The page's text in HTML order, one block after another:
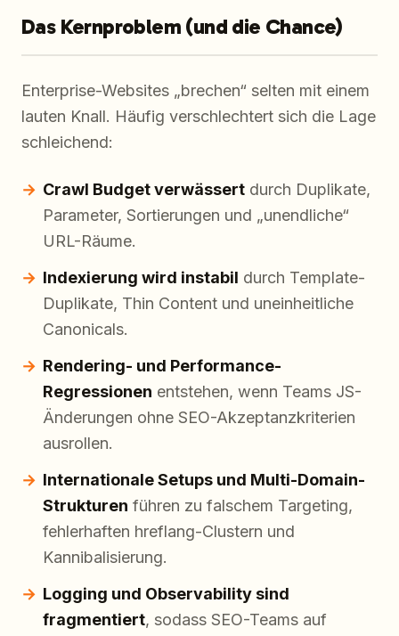
Das Kernproblem (und die Chance)
Enterprise-Websites „brechen“ selten mit einem
lauten Knall. Häufig verschlechtert sich die Lage
schleichend:
Crawl Budget verwässert durch Duplikate,
Parameter, Sortierungen und „unendliche“
URL-Räume.
Indexierung wird instabil durch Template-
Duplikate, Thin Content und uneinheitliche
Canonicals.
Rendering- und Performance-
Regressionen entstehen, wenn Teams JS-
Änderungen ohne SEO-Akzeptanzkriterien
ausrollen.
Internationale Setups und Multi-Domain-
Strukturen führen zu falschem Targeting,
fehlerhaften hreflang-Clustern und
Kannibalisierung.
Logging und Observability sind
fragmentiert, sodass SEO-Teams auf